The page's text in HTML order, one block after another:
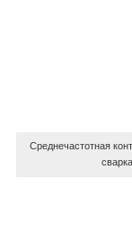
Среднечастотная